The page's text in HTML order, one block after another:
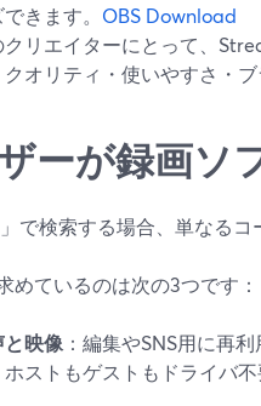
きます。 OBS Download
クリエイターにとって、
オリティ・使いやすさ・
ーが録画ソ
で検索する場合、単なるコ
めているのは次の3つです：
映像 ：編集やSNS用に再
ホストもゲストもドライバ